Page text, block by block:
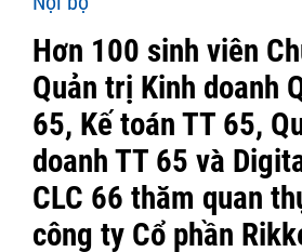
Hơn 100 sinh viên
Quản trị Kinh doanh
65, Kế toán TT 65,
doanh TT 65 và
CLC 66 thăm quan
công ty Cổ phần